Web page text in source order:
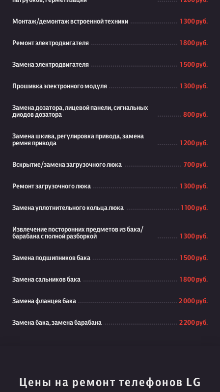
Монтаж/демонтаж встроенной техники 1 300 руб.
Ремонт электродвигателя 1 800 руб.
Замена электродвигателя 1 500 руб.
Прошивка электронного модуля 1 300 руб.
Замена дозатора, лицевой панели, сигнальных
диодов дозатора
800 руб.
Замена шкива, регулировка привода, замена
ремня привода
1 200 руб.
Вскрытие/замена загрузочного люка 700 руб.
Ремонт загрузочного люка 1 300 руб.
Замена уплотнительного кольца люка 1 100 руб.
Извлечение посторонних предметов из бака/
барабана с полной разборкой
1 300 руб.
Замена подшипников бака 1 500 руб.
Замена сальников бака 1 800 руб.
Замена фланцев бака 2 000 руб.
Замена бака, замена барабана 2 200 руб.
Цены на ремонт телефонов LG